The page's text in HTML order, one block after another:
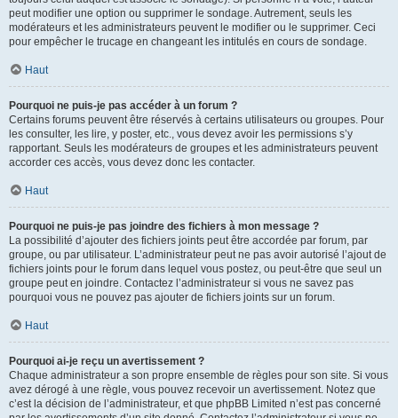
peut modifier une option ou supprimer le sondage. Autrement, seuls les
modérateurs et les administrateurs peuvent le modifier ou le supprimer. Ceci
pour empêcher le trucage en changeant les intitulés en cours de sondage.
Haut
Pourquoi ne puis-je pas accéder à un forum ?
Certains forums peuvent être réservés à certains utilisateurs ou groupes. Pour
les consulter, les lire, y poster, etc., vous devez avoir les permissions s’y
rapportant. Seuls les modérateurs de groupes et les administrateurs peuvent
accorder ces accès, vous devez donc les contacter.
Haut
Pourquoi ne puis-je pas joindre des fichiers à mon message ?
La possibilité d’ajouter des fichiers joints peut être accordée par forum, par
groupe, ou par utilisateur. L’administrateur peut ne pas avoir autorisé l’ajout de
fichiers joints pour le forum dans lequel vous postez, ou peut-être que seul un
groupe peut en joindre. Contactez l’administrateur si vous ne savez pas
pourquoi vous ne pouvez pas ajouter de fichiers joints sur un forum.
Haut
Pourquoi ai-je reçu un avertissement ?
Chaque administrateur a son propre ensemble de règles pour son site. Si vous
avez dérogé à une règle, vous pouvez recevoir un avertissement. Notez que
c’est la décision de l’administrateur, et que phpBB Limited n’est pas concerné